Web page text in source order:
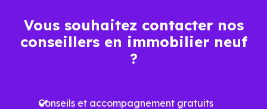
Ces prix varient selon la localisation dans la commune, la
d'explorer et de filtrer l'ensemble des programmes
Vous souhaitez contacter nos
conseillers en immobilier neuf
?
Conseils et accompagnement gratuits